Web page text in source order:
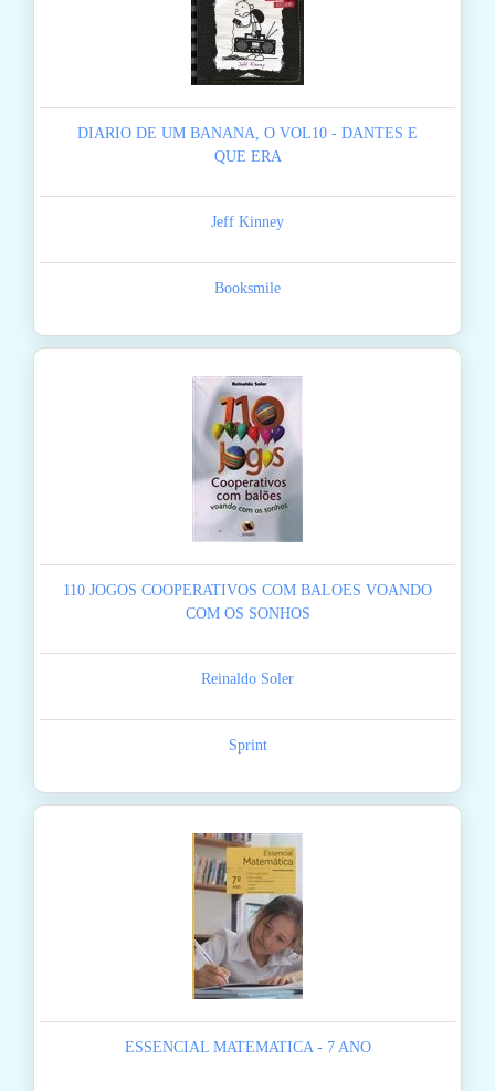
DIARIO DE UM BANANA, O VOL10 - DANTES E
QUE ERA
Jeff Kinney
Booksmile
110 JOGOS COOPERATIVOS COM BALOES VOANDO
COM OS SONHOS
Reinaldo Soler
Sprint
ESSENCIAL MATEMATICA - 7 ANO